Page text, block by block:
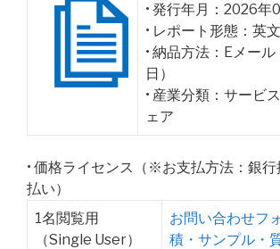
• 発行年月：2026年
• レポート形態：英
• 納品方法：Eメー
日）
• 産業分類：サービ
ェア
• 価格ライセンス（※お支払方法：銀
払い）
1名閲覧用
（Single User）
お問い合わせフ
積・サンプル・質